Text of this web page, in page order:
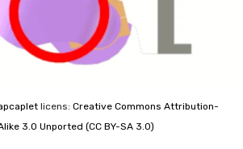
licens: Creative Commons Attribution-
3.0 Unported (CC BY-SA 3.0)